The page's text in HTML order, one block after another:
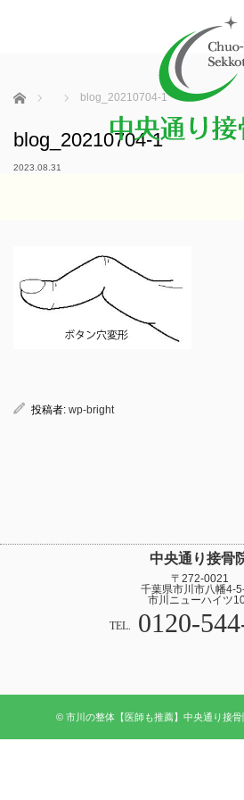
ホーム blog_20210704-1
blog_20210704-1
2023.08.31
投稿者: wp-bright
中央通り接骨
〒272-0021
千葉県市川市八幡4-
市川ニューハイツ
TEL. 0120-
© 市川の整体【医師も推薦】中央通り接骨